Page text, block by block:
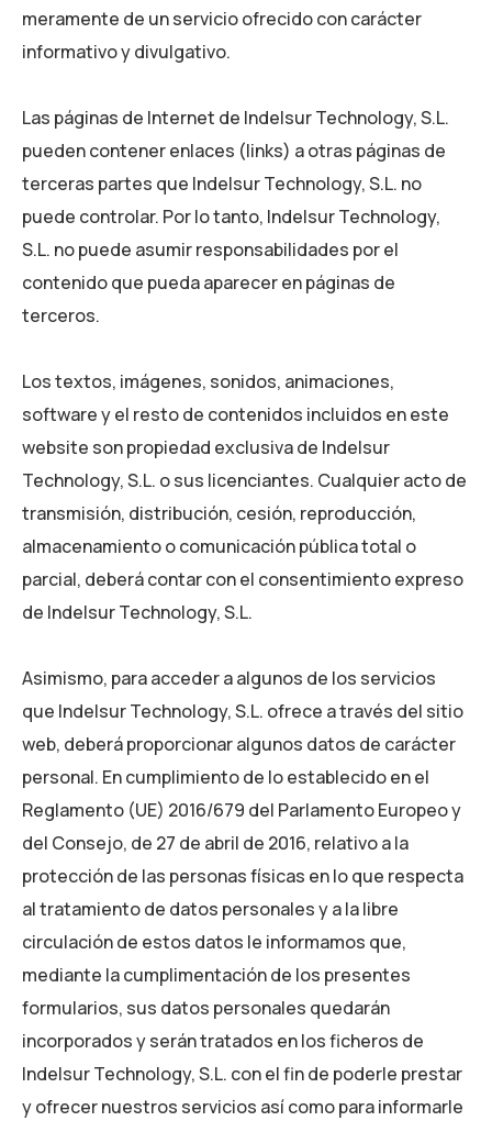
meramente de un servicio ofrecido con carácter
informativo y divulgativo.
Las páginas de Internet de Indelsur Technology, S.L.
pueden contener enlaces (links) a otras páginas de
terceras partes que Indelsur Technology, S.L. no
puede controlar. Por lo tanto, Indelsur Technology,
S.L. no puede asumir responsabilidades por el
contenido que pueda aparecer en páginas de
terceros.
Los textos, imágenes, sonidos, animaciones,
software y el resto de contenidos incluidos en este
website son propiedad exclusiva de Indelsur
Technology, S.L. o sus licenciantes. Cualquier acto de
transmisión, distribución, cesión, reproducción,
almacenamiento o comunicación pública total o
parcial, deberá contar con el consentimiento expreso
de Indelsur Technology, S.L.
Asimismo, para acceder a algunos de los servicios
que Indelsur Technology, S.L. ofrece a través del sitio
web, deberá proporcionar algunos datos de carácter
personal. En cumplimiento de lo establecido en el
Reglamento (UE) 2016/679 del Parlamento Europeo y
del Consejo, de 27 de abril de 2016, relativo a la
protección de las personas físicas en lo que respecta
al tratamiento de datos personales y a la libre
circulación de estos datos le informamos que,
mediante la cumplimentación de los presentes
formularios, sus datos personales quedarán
incorporados y serán tratados en los ficheros de
Indelsur Technology, S.L. con el fin de poderle prestar
y ofrecer nuestros servicios así como para informarle